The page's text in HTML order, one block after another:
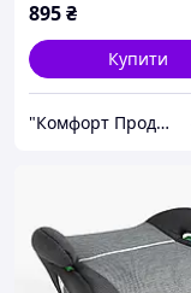
895₴
Купити
"Комфорт Продукт"